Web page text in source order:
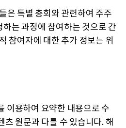
은 특별 총회와 관련하여 주주
는 과정에 참여하는 것으로 간
참여자에 대한 추가 정보는 위
이용하여 요약한 내용으로 수
츠 원문과 다를 수 있습니다. 해